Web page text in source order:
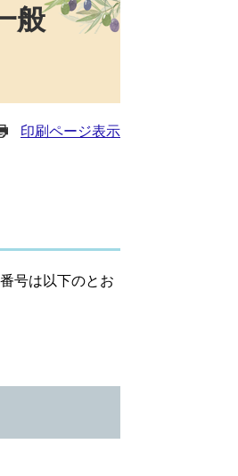
般
印刷ページ表示
号は以下のとお